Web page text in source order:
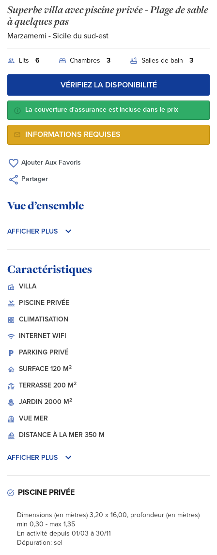
Superbe villa avec piscine privée - Plage de sable
à quelques pas
Marzamemi - Sicile du sud-est
Lits 6 Chambres 3 Salles de bain 3
VÉRIFIEZ LA DISPONIBILITÉ
La couverture d'assurance est incluse dans le prix
INFORMATIONS REQUISES
Ajouter Aux Favoris
Partager
Vue d’ensemble
AFFICHER PLUS
Caractéristiques
VILLA
PISCINE PRIVÉE
CLIMATISATION
INTERNET WIFI
PARKING PRIVÉ
SURFACE 120 M2
TERRASSE 200 M2
JARDIN 2000 M2
VUE MER
DISTANCE À LA MER 350 M
AFFICHER PLUS
PISCINE PRIVÉE
Dimensions (en mètres) 3,20 x 16,00, profondeur (en mètres)
min 0,30 - max 1,35
En activité depuis 01/03 à 30/11
Dépuration: sel